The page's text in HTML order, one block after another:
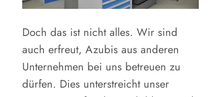
Doch das ist nicht alles. Wir sind
auch erfreut, Azubis aus anderen
Unternehmen bei uns betreuen zu
dürfen. Dies unterstreicht unser